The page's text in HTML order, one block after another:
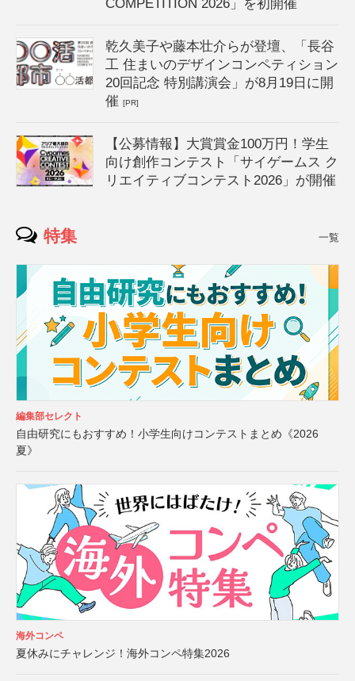
COMPETITION 2026」を初開催
乾久美子や藤本壮介らが登壇、「長谷
工 住まいのデザインコンペティション
20回記念 特別講演会」が8月19日に開
催[PR]
【公募情報】大賞賞金100万円！学生
向け創作コンテスト「サイゲームス ク
リエイティブコンテスト2026」が開催
特集 一覧
編集部セレクト
自由研究にもおすすめ！小学生向けコンテストまとめ《2026
夏》
海外コンペ
夏休みにチャレンジ！海外コンペ特集2026